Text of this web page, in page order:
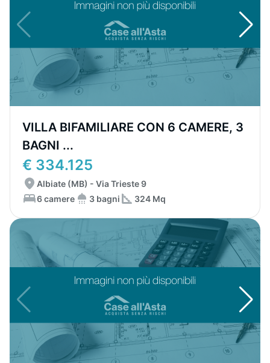
VILLA BIFAMILIARE CON 6 CAMERE, 3
BAGNI ...
€ 334.125
Albiate (MB) - Via Trieste 9
6 camere
3 bagni 324 Mq